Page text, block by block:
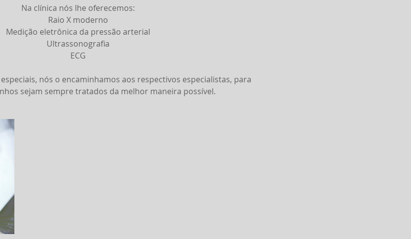
Na clínica nós lhe oferecemos:
Raio X moderno
Medição eletrônica da pressão arterial
Ultrassonografia
ECG
nós o encaminhamos aos respectivos especialistas, para
sejam sempre tratados da melhor maneira possível.